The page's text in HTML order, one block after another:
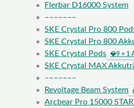
Flerbar D16000 System
–––––––
SKE Crystal Pro 800
SKE Crystal Pro 800
SKE Crystal Pods
💎9 + 1
SKE Crystal MAX
–––––––
Revoltage Beam System
Arcbear Pro 15000